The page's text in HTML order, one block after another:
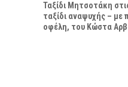
Ταξίδι Μητσοτάκη
ταξίδι αναψυχής – με
οφέλη, του Κώστα